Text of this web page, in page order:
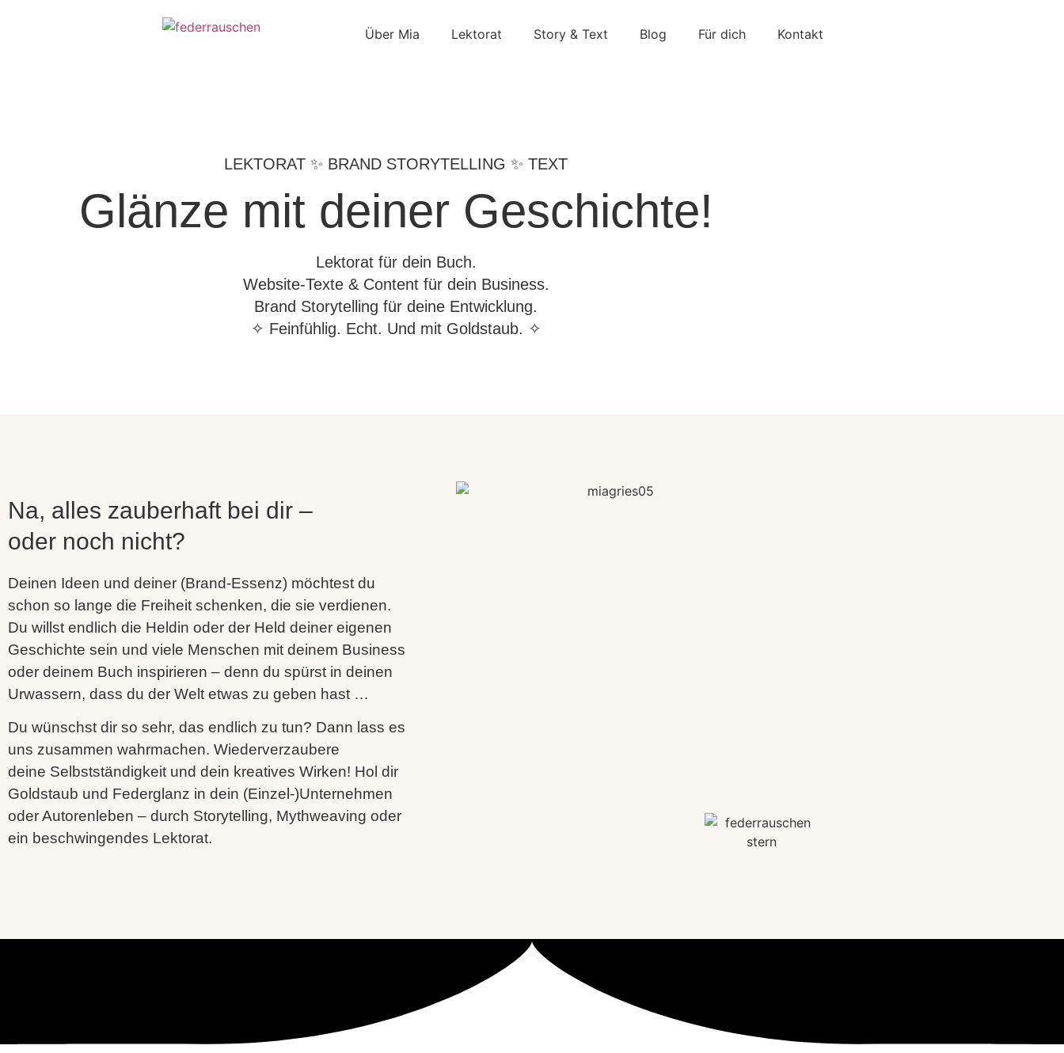
Über Mia Lektorat Story & Text Blog Für dich Kontakt
LEKTORAT ✨ BRAND STORYTELLING ✨ TEXT
Glänze mit deiner Geschichte!
Lektorat für dein Buch.
Website-Texte & Content für dein Business.
Brand Storytelling für deine Entwicklung.
✧ Feinfühlig. Echt. Und mit Goldstaub. ✧
Na, alles zauberhaft bei dir –
oder noch nicht?
Deinen Ideen und deiner (Brand-Essenz) möchtest du
schon so lange die Freiheit schenken, die sie verdienen.
Du willst endlich die Heldin oder der Held deiner eigenen
Geschichte sein und viele Menschen mit deinem Business
oder deinem Buch inspirieren – denn du spürst in deinen
Urwassern, dass du der Welt etwas zu geben hast …
Du wünschst dir so sehr, das endlich zu tun? Dann lass es
uns zusammen wahrmachen. Wiederverzaubere
deine Selbstständigkeit und dein kreatives Wirken! Hol dir
Goldstaub und Federglanz in dein (Einzel-)Unternehmen
oder Autorenleben – durch Storytelling, Mythweaving oder
ein beschwingendes Lektorat.